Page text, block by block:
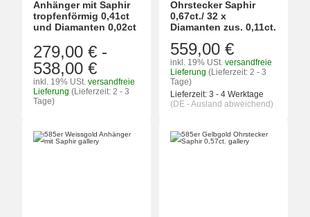
Anhänger mit Saphir
tropfenförmig 0,41ct
und Diamanten 0,02ct
279,00 € -
538,00 €
inkl. 19% USt. versandfreie
Lieferung (Lieferzeit: 2 - 3
Tage)
Ohrstecker Saphir
0,67ct./ 32 x
Diamanten zus. 0,11ct.
559,00 €
inkl. 19% USt. versandfreie
Lieferung (Lieferzeit: 2 - 3
Tage)
Lieferzeit: 3 - 4 Werktage
(DE - Ausland abweichend)